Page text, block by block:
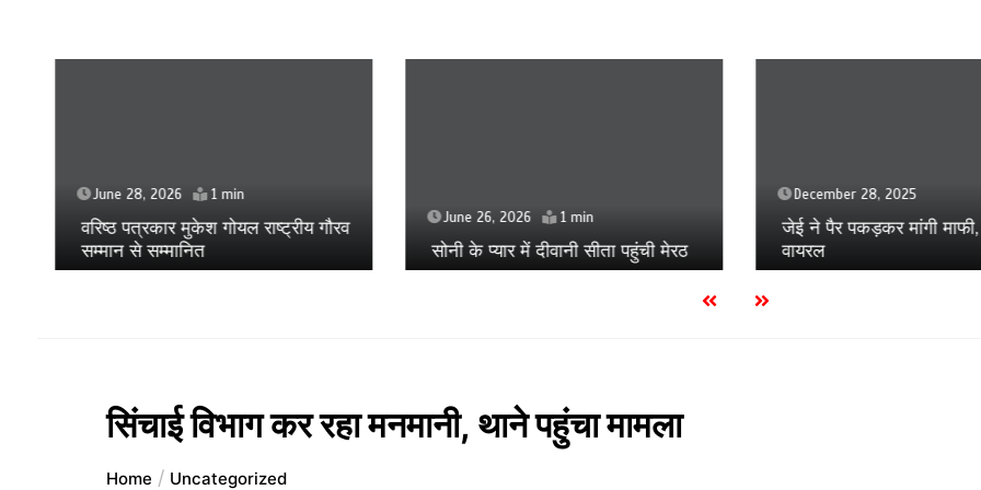
June 28, 2026 1 min
वरिष्ठ पत्रकार मुकेश गोयल राष्ट्रीय गौरव
सम्मान से सम्मानित
June 26, 2026 1 min
सोनी के प्यार में दीवानी सीता पहुंची मेरठ
December 28, 2025
जेई ने पैर पकड़कर मांगी माफी,
वायरल
सिंचाई विभाग कर रहा मनमानी, थाने पहुंचा मामला
Home Uncategorized